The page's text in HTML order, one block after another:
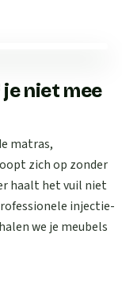
niet mee
matras,
zich op zonder
haalt het vuil niet
injectie-
we je meubels